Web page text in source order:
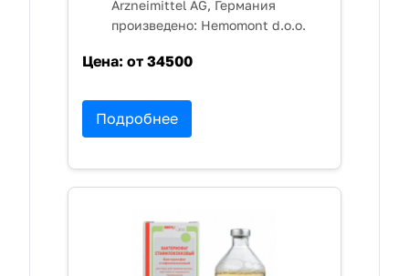
Arzneimittel AG, Германия
произведено: Hemomont d.o.o.
Цена: от 34500
Подробнее